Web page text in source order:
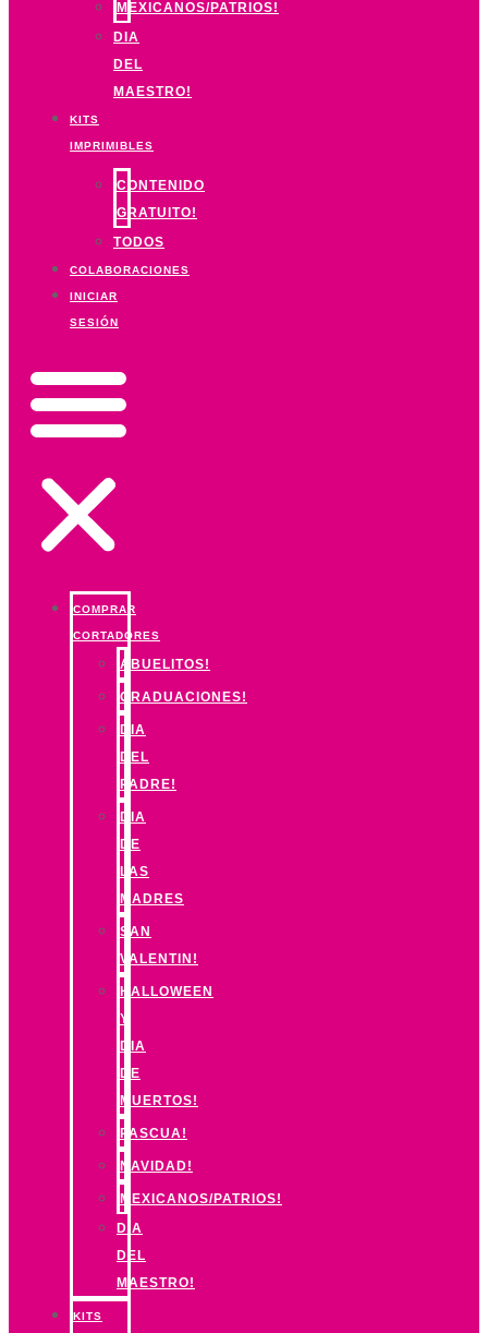
MEXICANOS/PATRIOS!
DIA
DEL
MAESTRO!
KITS
IMPRIMIBLES
CONTENIDO
GRATUITO!
TODOS
COLABORACIONES
INICIAR
SESIÓN
COMPRAR
CORTADORES
ABUELITOS!
GRADUACIONES!
DIA
DEL
PADRE!
DIA
DE
LAS
MADRES
SAN
VALENTIN!
HALLOWEEN
Y
DIA
DE
MUERTOS!
PASCUA!
NAVIDAD!
MEXICANOS/PATRIOS!
DIA
DEL
MAESTRO!
KITS